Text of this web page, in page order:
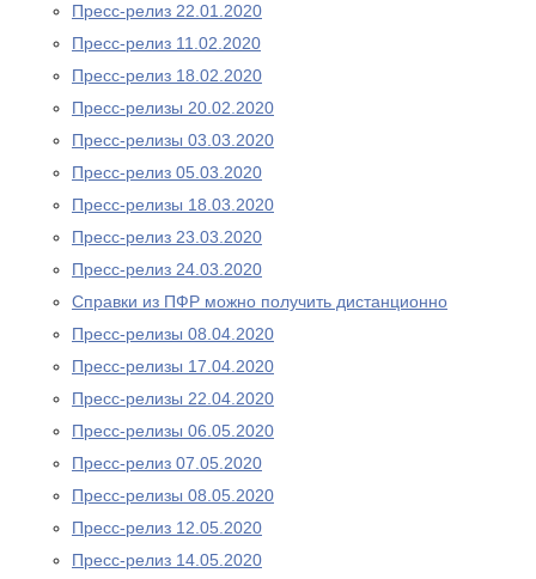
Пресс-релиз 22.01.2020
Пресс-релиз 11.02.2020
Пресс-релиз 18.02.2020
Пресс-релизы 20.02.2020
Пресс-релизы 03.03.2020
Пресс-релиз 05.03.2020
Пресс-релизы 18.03.2020
Пресс-релиз 23.03.2020
Пресс-релиз 24.03.2020
Справки из ПФР можно получить дистанционно
Пресс-релизы 08.04.2020
Пресс-релизы 17.04.2020
Пресс-релизы 22.04.2020
Пресс-релизы 06.05.2020
Пресс-релиз 07.05.2020
Пресс-релизы 08.05.2020
Пресс-релиз 12.05.2020
Пресс-релиз 14.05.2020